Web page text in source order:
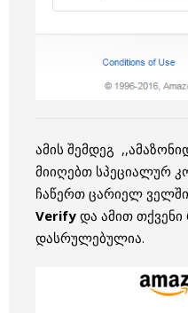
ამის შემდეგ
მიიღებთ სპეციალურ
ჩაწერთ ცარიელ
Verify და ამით თქვენი
დასრულებულია.